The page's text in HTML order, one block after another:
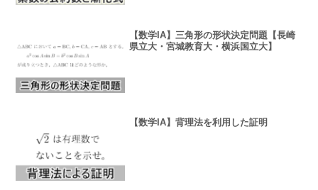
【数学IA】三角形の形状決定問題【長崎
県立大・宮城教育大・横浜国立大】
【数学IA】背理法を利用した証明